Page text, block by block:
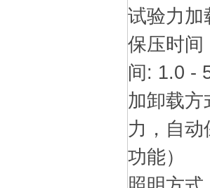
试验力加
保压时间
间: 1.0 -
加卸载方
力，自
功能）